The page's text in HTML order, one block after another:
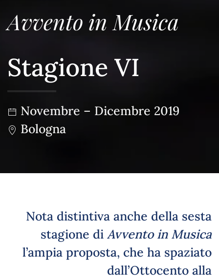
Avvento in Musica
Stagione VI
Novembre – Dicembre 2019
Bologna
Nota distintiva anche della sesta
stagione di Avvento in Musica
l’ampia proposta, che ha spaziato
dall’Ottocento alla